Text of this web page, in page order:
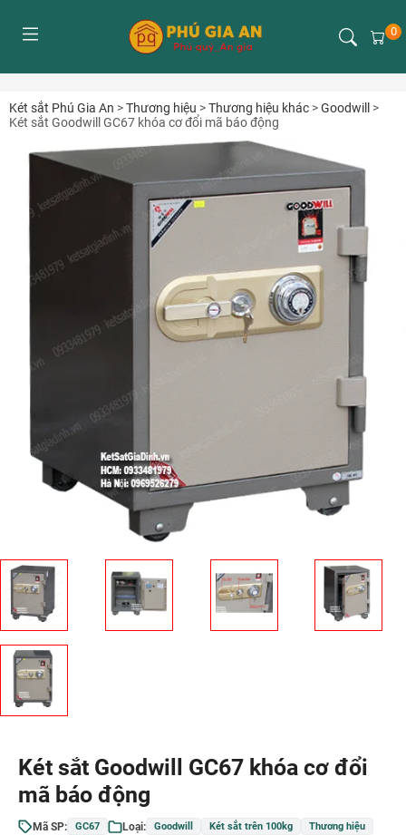
0
Két sắt Phú Gia An >Thương hiệu >Thương hiệu khác >Goodwill
>
Két sắt Goodwill GC67 khóa cơ đổi mã báo động
Két sắt Goodwill GC67 khóa cơ đổi
mã báo động
Mã SP: GC67 Loại: Goodwill Két sắt trên 100kg
Thương hiệu